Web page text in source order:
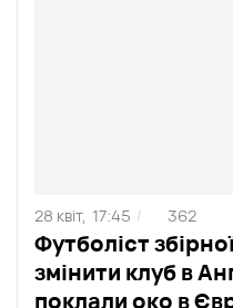
Футболіст
змінити клуб в
поклали око в
28 квіт, 17:45 / 362